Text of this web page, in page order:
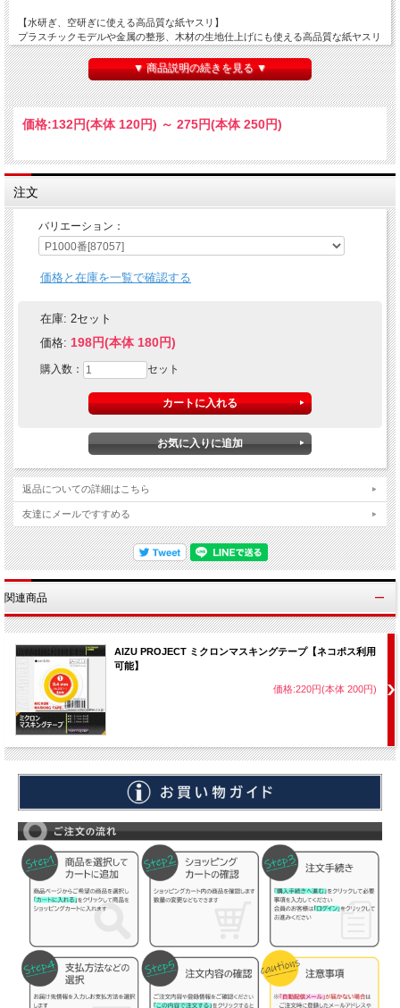
【水研ぎ、空研ぎに使える高品質な紙ヤスリ】
プラスチックモデルや金属の整形、木材の生地仕上げにも使える高品質な紙ヤスリ
です。特殊な表面加工により目詰まりしにくく、粒子の精度が高いため深い傷がつ
きにくいのが特長。裏面に特殊樹脂によるコーティングが施されており、水をつけ
ての水研ぎにも使用できます。(番手の数字が大きくなるほど目が細かくなります)
◇バリエーションがあります。ご希望の商品を選択してご注文ください。
▼ 商品説明の続きを見る ▼
価格:132円(本体 120円) ～ 275円(本体 250円)
注文
バリエーション：
価格と在庫を一覧で確認する
在庫: 2セット
価格: 198円(本体 180円)
購入数： セット
返品についての詳細はこちら
友達にメールですすめる
関連商品
AIZU PROJECT ミクロンマスキングテープ【ネコポス利用
可能】
価格:220円(本体 200円)